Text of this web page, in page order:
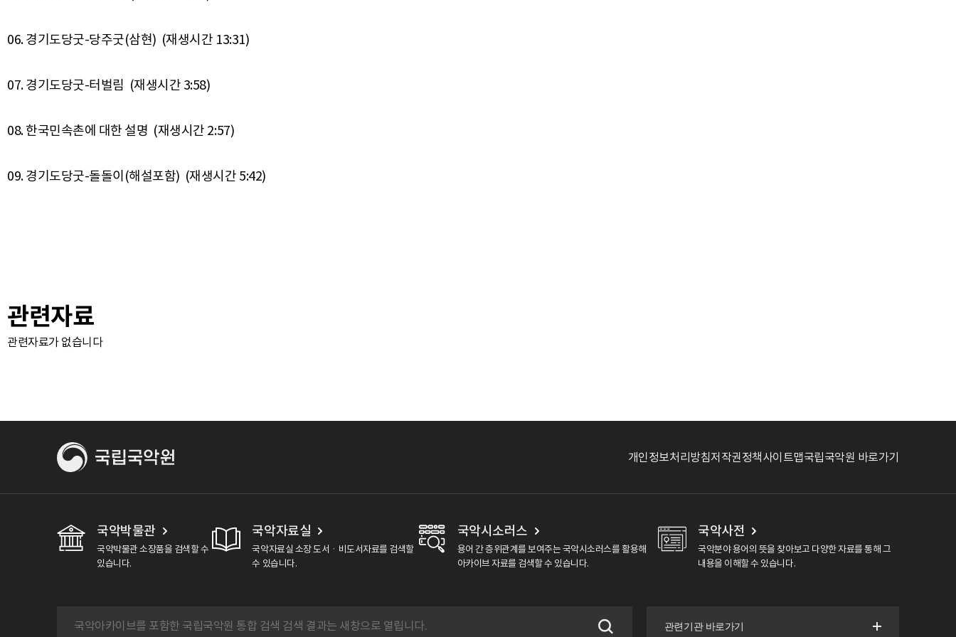
06. 경기도당굿-당주굿(삼현) (재생시간 13:31)
07. 경기도당굿-터벌림 (재생시간 3:58)
08. 한국민속촌에 대한 설명 (재생시간 2:57)
관련자료
관련자료가 없습니다
개인정보처리방침저작권정책사이트맵국립국악원 바로가기
국악박물관
국악박물관 소장품을 검색할 수
있습니다.
국악자료실
국악자료실 소장 도서ㆍ비도서자료를 검색할
수 있습니다.
국악시소러스
용어 간 층위관계를 보여주는 국악시소러스를 활용해
아카이브 자료를 검색할 수 있습니다.
국악사전
국악분야 용어의 뜻을 찾아보고 다양한 자료를 통해 그
내용을 이해할 수 있습니다.